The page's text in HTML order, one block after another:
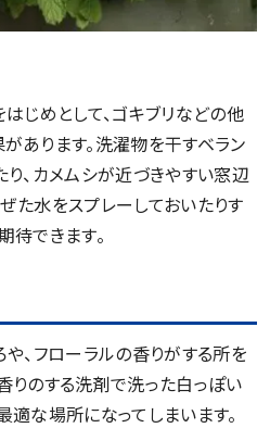
じめとして、ゴキブリなどの他
あります。洗濯物を干すベラン
、カメムシが近づきやすい窓辺
た水をスプレーしておいたりす
待できます。
、フローラルの香りがする所を
りのする洗剤で洗った白っぽい
な場所になってしまいます。